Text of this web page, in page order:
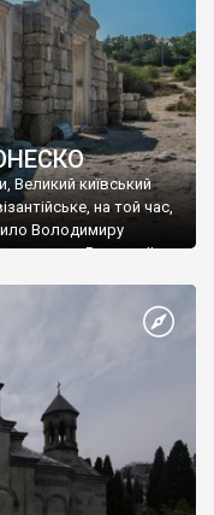
Великий київський
на той час,
Володимиру
Василю ІІ, та
християнином.
Таврійського